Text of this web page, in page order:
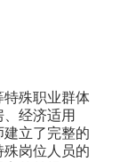
特殊职业群体
经济适用
建立了完整的
岗位人员的